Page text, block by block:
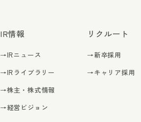
IR情報
→IRニュース
→IRライブラリー
→株主・株式情報
→経営ビジョン
リクルート
→新卒採用
→キャリア採用